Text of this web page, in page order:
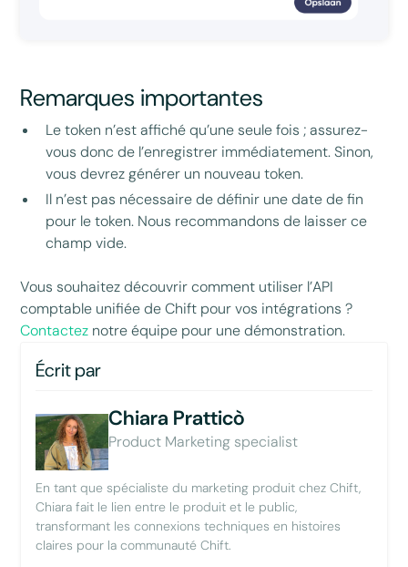
Écrit par
Chiara Pratticò
Product Marketing specialist
En tant que spécialiste du marketing produit chez Chift,
Chiara fait le lien entre le produit et le public,
transformant les connexions techniques en histoires
claires pour la communauté Chift.
Remarques importantes
Le token n’est affiché qu’une seule fois ; assurez-
vous donc de l’enregistrer immédiatement. Sinon,
vous devrez générer un nouveau token.
Il n’est pas nécessaire de définir une date de fin
pour le token. Nous recommandons de laisser ce
champ vide.
Vous souhaitez découvrir comment utiliser l’API
comptable unifiée de Chift pour vos intégrations ?
Contactez notre équipe pour une démonstration.